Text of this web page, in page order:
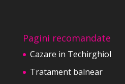
Pagini recomandate
Cazare in Techirghiol
Tratament balnear